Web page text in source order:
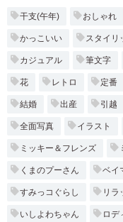
干支(午年) おしゃれ
かっこいい スタイリ
カジュアル 筆文字
花 レトロ 定番
結婚 出産 引越
全面写真 イラスト
ミッキー＆フレンズ
くまのプーさん ベイ
すみっコぐらし リラ
いしよわちゃん ロデ